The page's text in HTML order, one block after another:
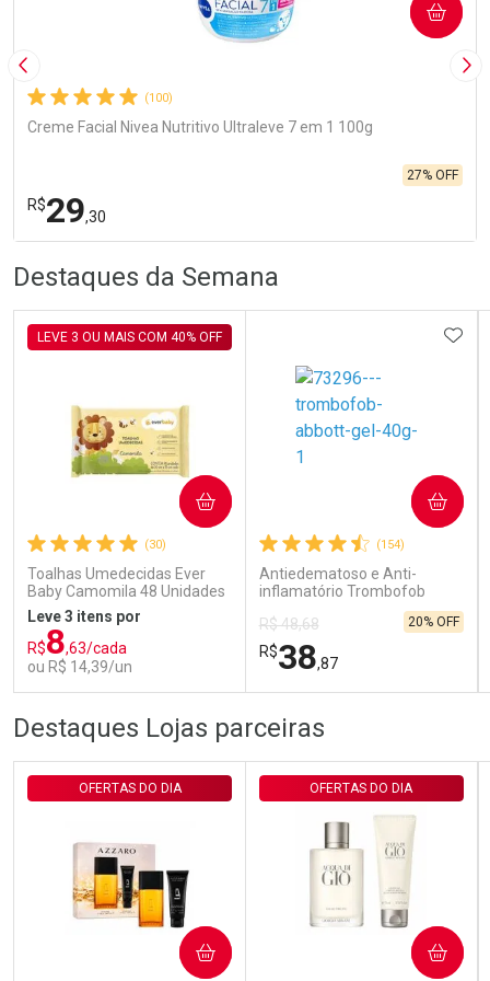
Imagem Anterior
(100)
Creme Facial Nivea Nutritivo Ultraleve 7 em 1 100g
R$29,30
27% OFF
COMPRAR
Laboratório
Ativar Desconto
Comprar sem Desconto
Por R$ 29,30/cada
Por Menos
Comprar sem Desconto
Por R$ 29,30/cada
Destaques da Semana
(30)
Toalhas Umedecidas Ever
Baby Camomila 48 Unidades
LEVE 3 OU MAIS COM 40% OFF
Leve 3 itens por
R$8,63/cada
ou R$ 14,39/un
COMPRAR
FECHAR
Laboratório
FECHAR
Por Menos
(154)
Antiedematoso e Anti-
inflamatório Trombofob
R$ 48,68
R$38,87
20% OFF
COMPRAR
Por Menos
Destaques Lojas parceiras
OFERTAS DO DIA
COMPRAR
OFERTAS DO DIA
COMPRAR